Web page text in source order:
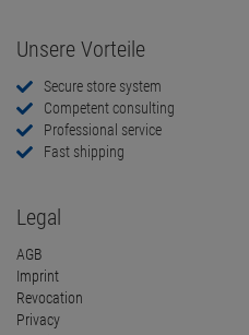
Unsere Vorteile
Secure store system
Competent consulting
Professional service
Fast shipping
Legal
AGB
Imprint
Revocation
Privacy